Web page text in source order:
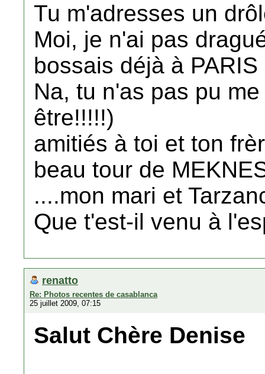
Tu m'adresses un
Moi, je n'ai pas
bossais déjà à PARIS
Na, tu n'as pas pu
être!!!!!)
amitiés à toi et ton
beau tour de
....mon mari et
Que t'est-il venu à
renatto
Re: Photos recentes de casablanca
25 juillet 2009, 07:15
Salut Chère Denise